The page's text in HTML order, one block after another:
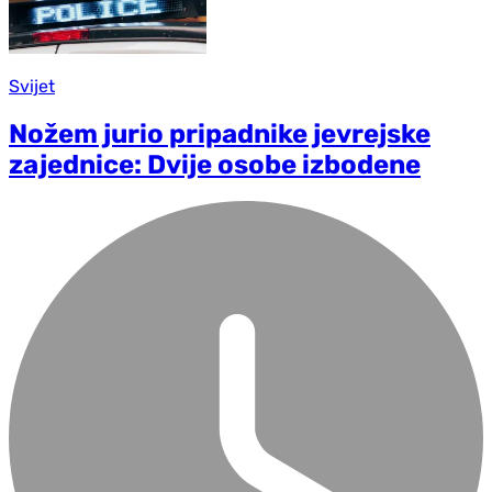
Svijet
Nožem jurio pripadnike jevrejske
zajednice: Dvije osobe izbodene